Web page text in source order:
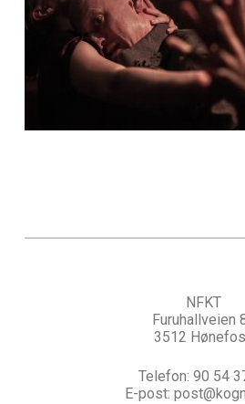
NFKT
Furuhallveien
3512
Telefon: 90 54
E-post: